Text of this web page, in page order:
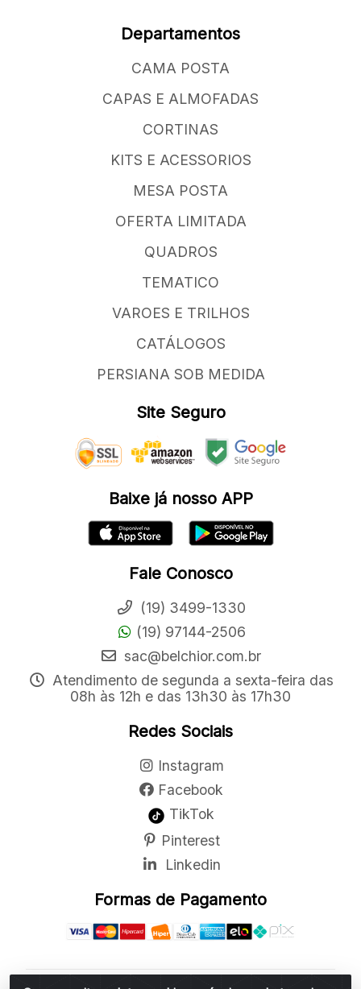
Departamentos
CAMA POSTA
CAPAS E ALMOFADAS
CORTINAS
KITS E ACESSORIOS
MESA POSTA
OFERTA LIMITADA
QUADROS
TEMATICO
VAROES E TRILHOS
CATÁLOGOS
PERSIANA SOB MEDIDA
Site Seguro
Baixe já nosso APP
Fale Conosco
(19) 3499-1330
(19) 97144-2506
sac@belchior.com.br
Atendimento de segunda a sexta-feira das
08h às 12h e das 13h30 às 17h30
Redes Sociais
Instagram
Facebook
TikTok
Pinterest
Linkedin
Formas de Pagamento